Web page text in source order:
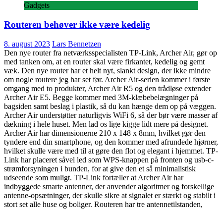
Gadgets
Routeren behøver ikke være kedelig
8. august 2023 Lars Bennetzen
Den nye router fra netværksspecialisten TP-Link, Archer Air, gør op
med tanken om, at en router skal være firkantet, kedelig og gemt
væk. Den nye router har et helt nyt, slankt design, der ikke mindre
om nogle routere jeg har set før. Archer Air-serien kommer i første
omgang med to produkter, Archer Air R5 og den trådløse extender
Archer Air E5. Begge kommer med 3M-klæbebelægninger på
bagsiden samt beslag i plastik, så du kan hænge dem op på væggen.
Archer Air understøtter naturligvis WiFi 6, så der bør være masser af
dækning i hele huset. Men lad os lige kigge lidt mere på designet.
Archer Air har dimensionerne 210 x 148 x 8mm, hvilket gør den
tyndere end din smartphone, og den kommer med afrundede hjørner,
hvilket skulle være med til at gøre den flot og elegant i hjemmet. TP-
Link har placeret såvel led som WPS-knappen på fronten og usb-c-
strømforsyningen i bunden, for at give den et så minimalistisk
udseende som muligt. TP-Link fortæller at Archer Air har
indbyggede smarte antenner, der anvender algoritmer og forskellige
antenne-opsætninger, der skulle sikre at signalet er stærkt og stabilt i
stort set alle huse og boliger. Routeren har tre antennetilstanden,